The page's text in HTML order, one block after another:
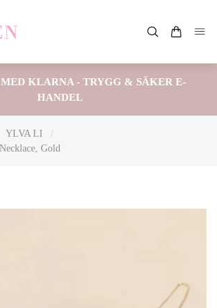
KLARNA - TRYGG & SÄKER E-
HANDEL
YLVA LI
/
Gold